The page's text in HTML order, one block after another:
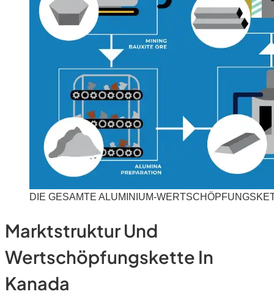
DIE GESAMTE ALUMINIUM-
Marktstruktur Und
Wertschöpfungskette In
Kanada